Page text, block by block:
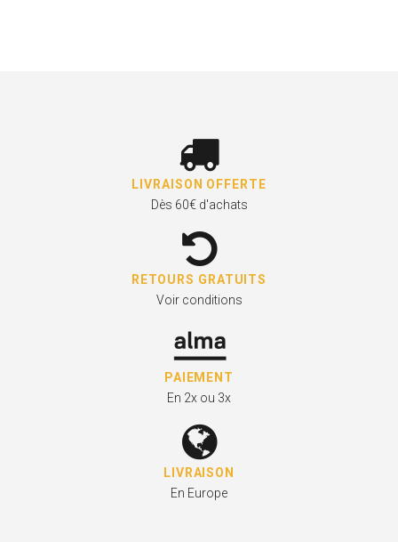
LIVRAISON OFFERTE
Dès 60€ d'achats
RETOURS GRATUITS
Voir conditions
PAIEMENT
En 2x ou 3x
LIVRAISON
En Europe